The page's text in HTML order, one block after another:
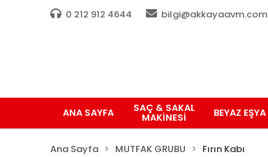
0 212 912 4644 bilgi@akkayaavm.com
ANA SAYFA SAÇ & SAKAL
MAKINESI BEYAZ EŞYA
Ana Sayfa MUTFAK GRUBU Fırın Kabı